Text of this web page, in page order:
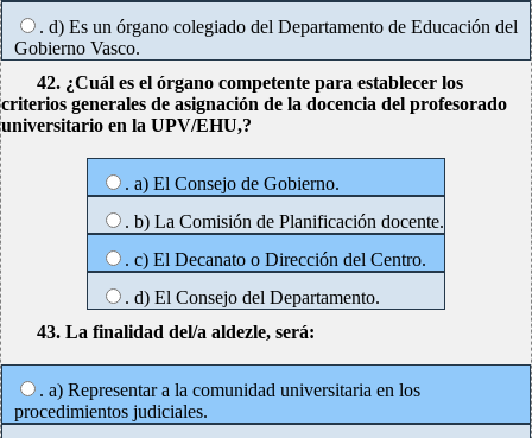
. d) Es un órgano colegiado del Departamento de Educación del
Gobierno Vasco.
42. ¿Cuál es el órgano competente para establecer los
criterios generales de asignación de la docencia del profesorado
universitario en la UPV/EHU,?
. a) El Consejo de Gobierno.
. b) La Comisión de Planificación docente.
. c) El Decanato o Dirección del Centro.
. d) El Consejo del Departamento.
43. La finalidad del/a aldezle, será:
. a) Representar a la comunidad universitaria en los
procedimientos judiciales.